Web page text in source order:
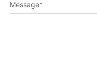
Message*